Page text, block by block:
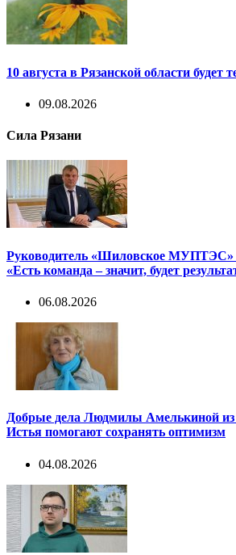
10 августа в Рязанской области будет
09.08.2026
Сила Рязани
Руководитель «Шиловское МУПТЭС»
«Есть команда – значит, будет
06.08.2026
Добрые дела Людмилы Амелькиной из
Истья помогают сохранять оптимизм
04.08.2026